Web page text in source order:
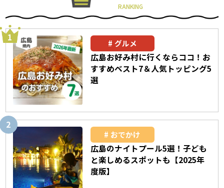
RANKING
グルメ
広島お好み村に行くならココ！お
すすめベスト7＆人気トッピング5
選
おでかけ
広島のナイトプール5選！子ども
と楽しめるスポットも【2025年
度版】